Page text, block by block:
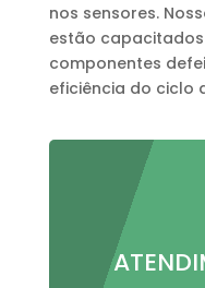
nos sensores.
estão
componentes
eficiência do ciclo